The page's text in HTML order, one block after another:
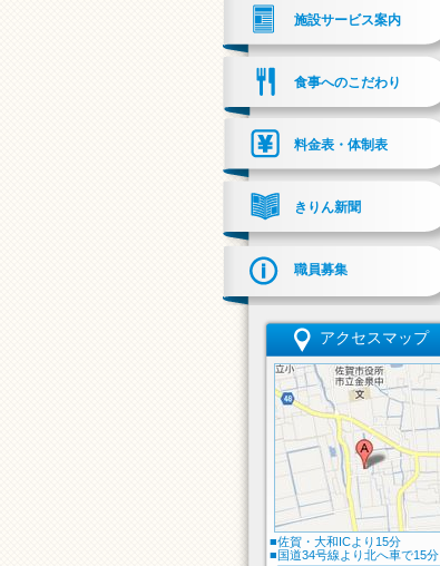
施設サービス案内
食事へのこだわり
料金表・体制表
きりん新聞
職員募集
アクセスマップ
■佐賀・大和ICより15分
■国道34号線より北へ車で15分